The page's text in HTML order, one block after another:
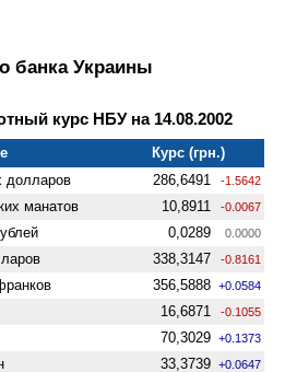
банка Украины
курс НБУ на 14.08.2002
Курс (грн.)
долларов 286,6491 -1.5642
манатов 10,8911 -0.0067
0,0289 0.0000
338,3147 -0.8161
356,5888 +0.0584
16,6871 -0.1055
70,3029 +0.1373
33,3739 +0.0647